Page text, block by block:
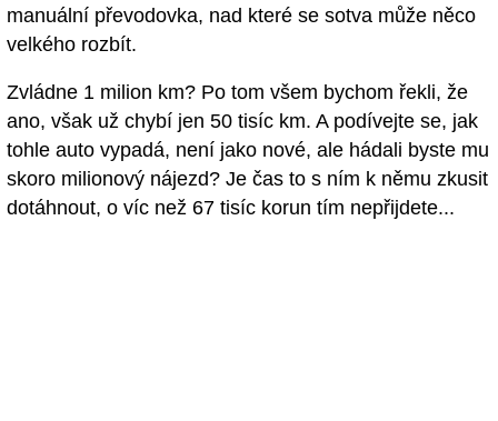
manuální převodovka, nad které se sotva může něco
velkého rozbít.
Zvládne 1 milion km? Po tom všem bychom řekli, že
ano, však už chybí jen 50 tisíc km. A podívejte se, jak
tohle auto vypadá, není jako nové, ale hádali byste mu
skoro milionový nájezd? Je čas to s ním k němu zkusit
dotáhnout, o víc než 67 tisíc korun tím nepřijdete...